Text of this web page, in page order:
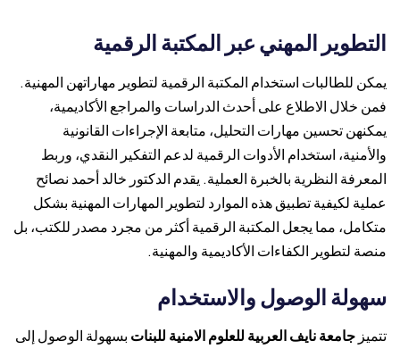
التطوير المهني عبر المكتبة الرقمية
يمكن للطالبات استخدام المكتبة الرقمية لتطوير مهاراتهن المهنية.
فمن خلال الاطلاع على أحدث الدراسات والمراجع الأكاديمية،
يمكنهن تحسين مهارات التحليل، متابعة الإجراءات القانونية
والأمنية، استخدام الأدوات الرقمية لدعم التفكير النقدي، وربط
المعرفة النظرية بالخبرة العملية. يقدم الدكتور خالد أحمد نصائح
عملية لكيفية تطبيق هذه الموارد لتطوير المهارات المهنية بشكل
متكامل، مما يجعل المكتبة الرقمية أكثر من مجرد مصدر للكتب، بل
منصة لتطوير الكفاءات الأكاديمية والمهنية.
سهولة الوصول والاستخدام
تتميز جامعة نايف العربية للعلوم الامنية للبناتبسهولة الوصول إلى